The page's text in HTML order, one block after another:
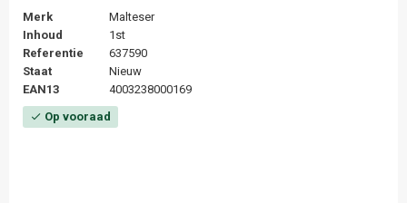
Merk
Malteser
Inhoud
1st
Referentie
637590
Staat
Nieuw
EAN13
4003238000169
check Op vooraad